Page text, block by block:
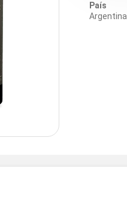
País
Argentina